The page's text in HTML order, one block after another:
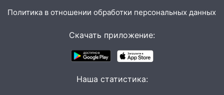
объявлена ракетная опасность
В Старомайнском районе утонул
51-летний мужчина
В Ульяновске черный коршун
Политика в отношении обработки персональных данных
Скачать приложение:
Наша статистика: